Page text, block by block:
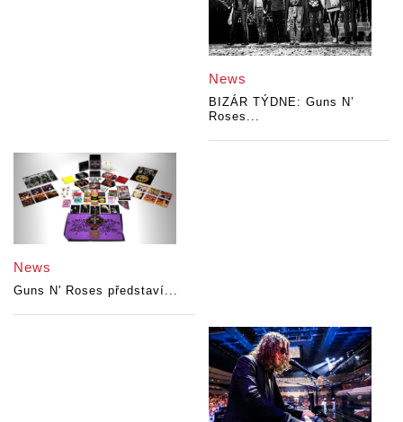
News
BIZÁR TÝDNE: Guns N’
Roses...
News
Guns N' Roses představí...